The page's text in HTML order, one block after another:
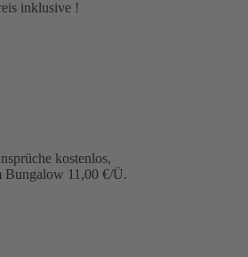
inklusive !
kostenlos,
Bungalow 11,00 €/Ü.